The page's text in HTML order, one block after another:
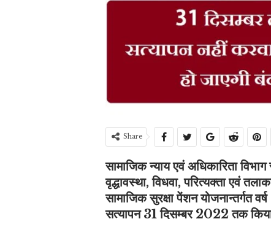
Share
सामाजिक न्याय एवं अधिकारिता
वृद्धावस्था, विधवा, परित्यक्ता एवं
सामाजिक सुरक्षा पेंशन योजनान्तर्गत
सत्यापन 31 दिसम्बर 2022 तक किया